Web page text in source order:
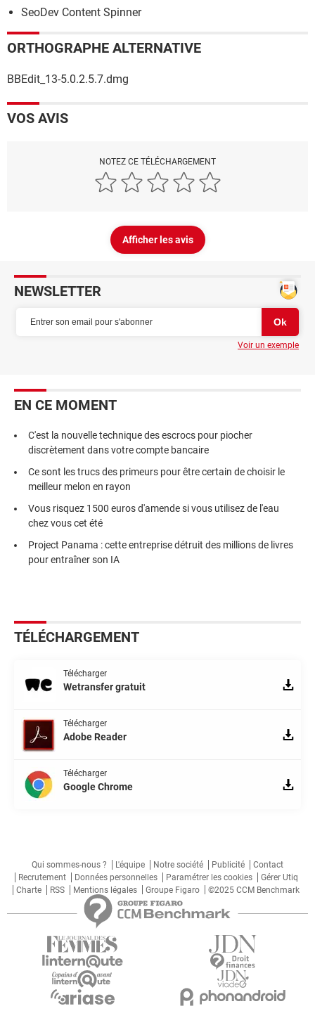
SeoDev Content Spinner
ORTHOGRAPHE ALTERNATIVE
BBEdit_13-5.0.2.5.7.dmg
VOS AVIS
NOTEZ CE TÉLÉCHARGEMENT
Afficher les avis
NEWSLETTER
Voir un exemple
EN CE MOMENT
C'est la nouvelle technique des escrocs pour piocher
discrètement dans votre compte bancaire
Ce sont les trucs des primeurs pour être certain de choisir le
meilleur melon en rayon
Vous risquez 1500 euros d'amende si vous utilisez de l'eau
chez vous cet été
Project Panama : cette entreprise détruit des millions de livres
pour entraîner son IA
TÉLÉCHARGEMENT
Télécharger
Wetransfer gratuit
Télécharger
Adobe Reader
Télécharger
Google Chrome
Qui sommes-nous ? L'équipe Notre société Publicité
Contact
Recrutement
Données personnelles Paramétrer les cookies
Gérer Utiq
Charte
RSS Mentions légales Groupe Figaro ©2025 CCM Benchmark